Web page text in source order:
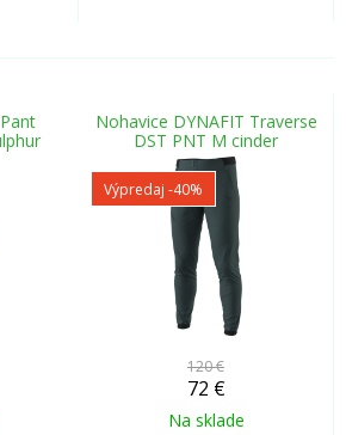
Nohavice DYNAFIT Traverse
DST PNT M cinder
Výpredaj -40%
120 €
72 €
Na sklade